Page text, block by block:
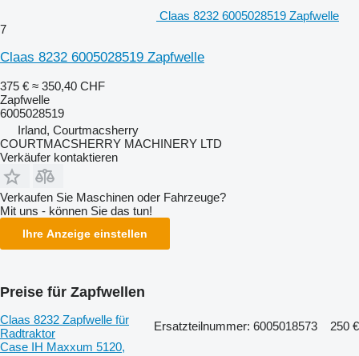
Claas 8232 6005028519 Zapfwelle
7
Claas 8232 6005028519 Zapfwelle
375 € ≈ 350,40 CHF
Zapfwelle
6005028519
Irland, Courtmacsherry
COURTMACSHERRY MACHINERY LTD
Verkäufer kontaktieren
Verkaufen Sie Maschinen oder Fahrzeuge?
Mit uns - können Sie das tun!
Ihre Anzeige einstellen
Preise für Zapfwellen
Claas 8232 Zapfwelle für
Radtraktor
Ersatzteilnummer: 6005018573
250 €
Case IH Maxxum 5120,